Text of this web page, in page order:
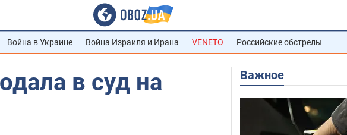
Война в Украине Война Израиля и Ирана VENETO Российские обстрелы
в суд на Важное